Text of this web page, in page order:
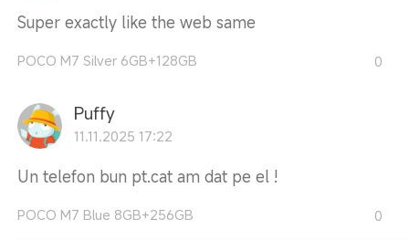
Super exactly like the web same
POCO M7 Silver 6GB+128GB 0
Puffy
11.11.2025 17:22
Un telefon bun pt.cat am dat pe el !
POCO M7 Blue 8GB+256GB 0